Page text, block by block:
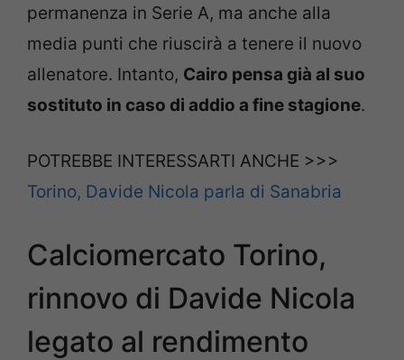
permanenza in Serie A, ma anche alla
media punti che riuscirà a tenere il nuovo
allenatore. Intanto, Cairo pensa già al suo
sostituto in caso di addio a fine stagione.
POTREBBE INTERESSARTI ANCHE >>>
Torino, Davide Nicola parla di Sanabria
Calciomercato Torino,
rinnovo di Davide Nicola
legato al rendimento